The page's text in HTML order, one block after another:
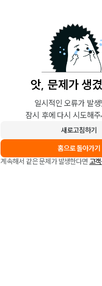
앗, 문제가 생
일시적인 오류가 발
잠시 후에 다시 시도해
새로고침하기
홈으로 돌아가기
계속해서 같은 문제가 발생한다면 고